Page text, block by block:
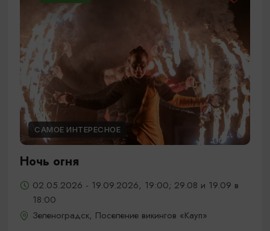
САМОЕ ИНТЕРЕСНОЕ
Ночь огня
02.05.2026 - 19.09.2026, 19:00; 29.08 и 19.09 в
18:00
Зеленоградск, Поселение викингов «Кауп»